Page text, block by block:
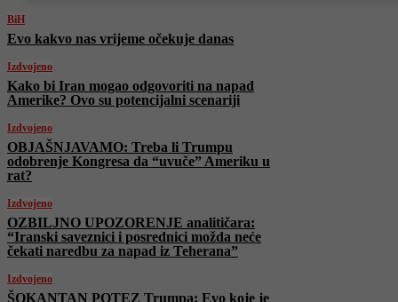
BiH
Evo kakvo nas vrijeme očekuje danas
Izdvojeno
Kako bi Iran mogao odgovoriti na napad
Amerike? Ovo su potencijalni scenariji
Izdvojeno
OBJAŠNJAVAMO: Treba li Trumpu
odobrenje Kongresa da “uvuče” Ameriku u
rat?
Izdvojeno
OZBILJNO UPOZORENJE analitičara:
“Iranski saveznici i posrednici možda neće
čekati naredbu za napad iz Teherana”
Izdvojeno
ŠOKANTAN POTEZ Trumpa: Evo koje je